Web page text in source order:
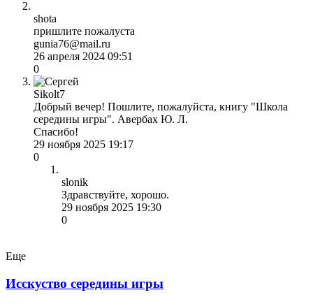
shota
пришлите пожалуста
gunia76@mail.ru
26 апреля 2024 09:51
0
Sikolt7
Добрый вечер! Пошлите, пожалуйста, книгу "Школа
середины игры". Авербах Ю. Л.
Спасибо!
29 ноября 2025 19:17
0
slonik
Здравствуйте, хорошо.
29 ноября 2025 19:30
0
Еще
Исскуство середины игры